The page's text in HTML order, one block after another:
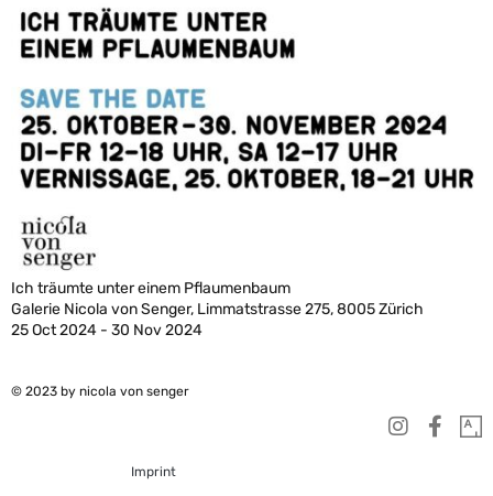
Ich träumte unter einem Pflaumenbaum
Galerie Nicola von Senger, Limmatstrasse 275, 8005 Zürich
25 Oct 2024 - 30 Nov 2024
© 2023 by nicola von senger
Imprint